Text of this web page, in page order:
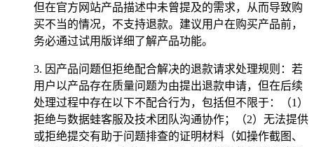
但在官方网站产品描述中未曾提及的需求，从而导致购
买不当的情况，不支持退款。建议用户在购买产品前，
务必通过试用版详细了解产品功能。
3. 因产品问题但拒绝配合解决的退款请求处理规则：若
用户以产品存在质量问题为由提出退款申请，但在后续
处理过程中存在以下不配合行为，包括但不限于：（1）
拒绝与数据蛙客服及技术团队沟通协作；（2）无法提供
或拒绝提交有助于问题排查的证明材料（如操作截图、